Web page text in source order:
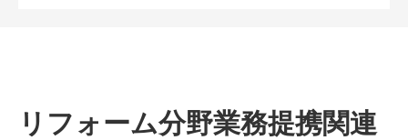
リフォーム分野業務提携関連